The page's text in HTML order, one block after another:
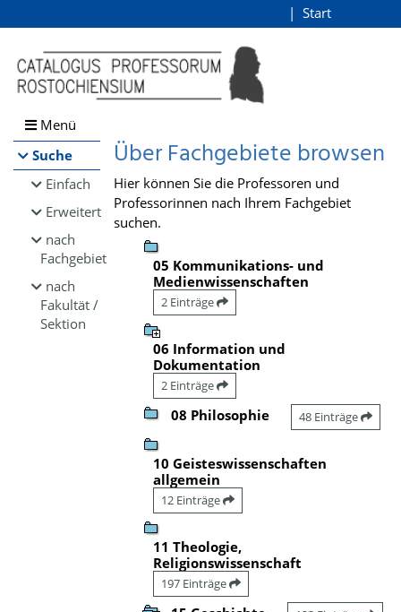
Browsen
direkt zum Inhalt
Start
Menü
Suche
Einfach
Erweitert
nach
Fachgebiet
nach
Fakultät /
Sektion
Über Fachgebiete browsen
Hier können Sie die Professoren und
Professorinnen nach Ihrem Fachgebiet
suchen.
05 Kommunikations- und
Medienwissenschaften
2 Einträge
06 Information und
Dokumentation
2 Einträge
08 Philosophie 48 Einträge
10 Geisteswissenschaften
allgemein
12 Einträge
11 Theologie,
Religionswissenschaft
197 Einträge